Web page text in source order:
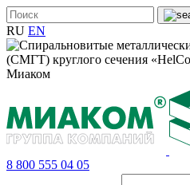
RU EN
8 800 555 04 05